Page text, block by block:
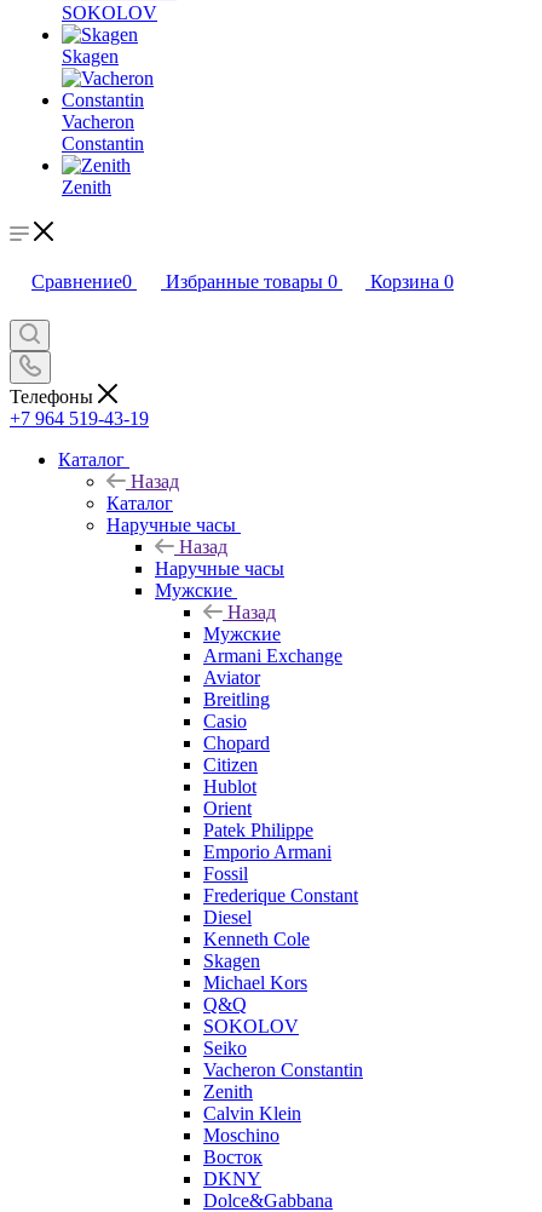
SOKOLOV
Skagen
Vacheron
Constantin
Zenith
Сравнение0 Избранные товары 0 Корзина 0
Телефоны
+7 964 519-43-19
Каталог
Назад
Каталог
Наручные часы
Назад
Наручные часы
Мужские
Назад
Мужские
Armani Exchange
Aviator
Breitling
Casio
Chopard
Citizen
Hublot
Orient
Patek Philippe
Emporio Armani
Fossil
Frederique Constant
Diesel
Kenneth Cole
Skagen
Michael Kors
Q&Q
SOKOLOV
Seiko
Vacheron Constantin
Zenith
Calvin Klein
Moschino
Восток
DKNY
Dolce&Gabbana